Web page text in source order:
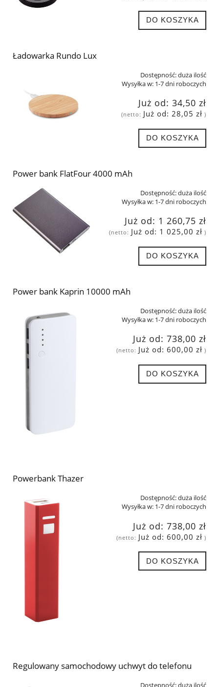
DO KOSZYKA
Ładowarka Rundo Lux
Dostępność:duża ilość
Wysyłka w: 1-7 dni roboczych
Już od: 34,50 zł
(netto: Już od: 28,05 zł )
DO KOSZYKA
Power bank FlatFour 4000 mAh
Dostępność:duża ilość
Wysyłka w: 1-7 dni roboczych
Już od: 1 260,75 zł
(netto: Już od: 1 025,00 zł )
DO KOSZYKA
Power bank Kaprin 10000 mAh
Dostępność:duża ilość
Wysyłka w: 1-7 dni roboczych
Już od: 738,00 zł
(netto: Już od: 600,00 zł )
DO KOSZYKA
Powerbank Thazer
Dostępność:duża ilość
Wysyłka w: 1-7 dni roboczych
Już od: 738,00 zł
(netto: Już od: 600,00 zł )
DO KOSZYKA
Regulowany samochodowy uchwyt do telefonu
Dostępność:duża ilość